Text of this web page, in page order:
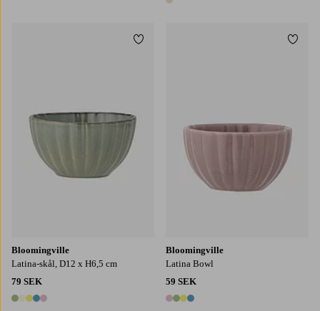
1 färg
Bloomingville
Latina-skål, D12 x H6,5 cm
79 SEK
5 färger
Lägg till i favoriter
Bloomingville
Latina Bowl
59 SEK
4 färger